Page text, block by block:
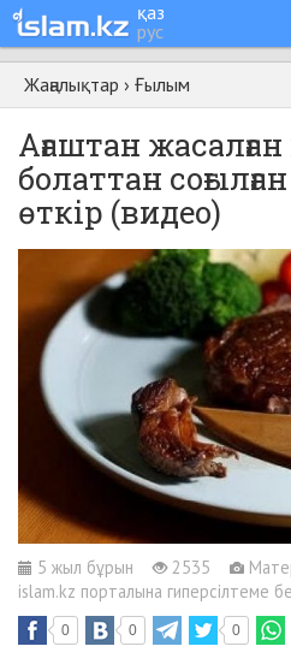
қаз
рус
Жаңалықтар › Ғылым
Aғаштан
болаттан
өткір (видео)
5 жыл бұрын 2535
islam.kz порталына гиперсілтеме
0 0 0